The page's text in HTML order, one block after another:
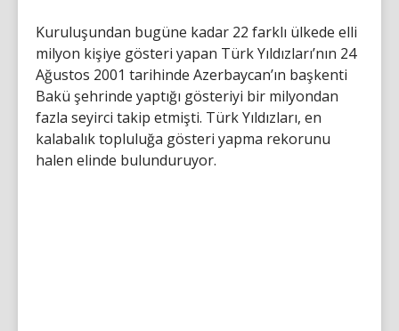
Kuruluşundan bugüne kadar 22 farklı ülkede elli
milyon kişiye gösteri yapan Türk Yıldızları’nın 24
Ağustos 2001 tarihinde Azerbaycan’ın başkenti
Bakü şehrinde yaptığı gösteriyi bir milyondan
fazla seyirci takip etmişti. Türk Yıldızları, en
kalabalık topluluğa gösteri yapma rekorunu
halen elinde bulunduruyor.